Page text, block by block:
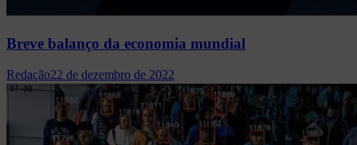
Breve balanço da economia mundial
Redação22 de dezembro de 2022